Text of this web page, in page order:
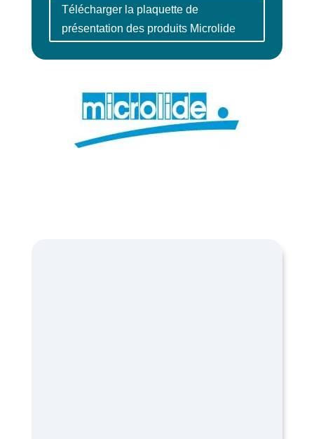
Télécharger la plaquette de
présentation des produits Microlide